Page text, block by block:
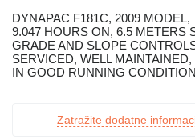
DYNAPAC F181C, 2009 MODEL,
9.047 HOURS ON, 6.5 METERS
GRADE AND SLOPE
SERVICED, WELL MAINTAINED,
IN GOOD RUNNING CONDITION
Zatražite dodatne